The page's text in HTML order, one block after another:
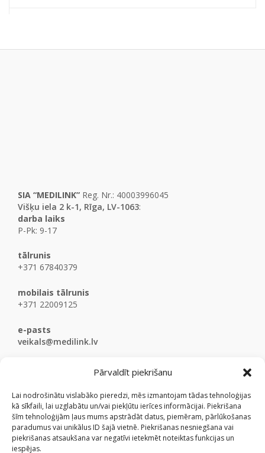
Pārvaldīt piekrišanu
Lai nodrošinātu vislabāko pieredzi, mēs izmantojam tādas tehnoloģijas
kā sīkfaili, lai uzglabātu un/vai piekļūtu ierīces informācijai. Piekrišana
šīm tehnoloģijām ļaus mums apstrādāt datus, piemēram, pārlūkošanas
paradumus vai unikālus ID šajā vietnē. Piekrišanas nesniegšana vai
piekrišanas atsaukšana var negatīvi ietekmēt noteiktas funkcijas un
iespējas.
SIA “MEDILINK” Reg. Nr.: 40003996045
Višķu iela 2 k-1, Rīga, LV-1063:
darba laiks
P-Pk: 9-17
tālrunis
+371 67840379
mobilais tālrunis
+371 22009125
e-pasts
veikals@medilink.lv